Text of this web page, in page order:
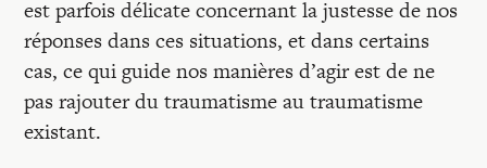
est parfois délicate concernant la justesse de nos
réponses dans ces situations, et dans certains
cas, ce qui guide nos manières d’agir est de ne
pas rajouter du traumatisme au traumatisme
existant.